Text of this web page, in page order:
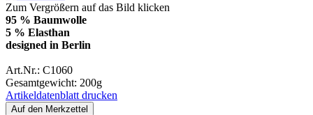
Zum Vergrößern auf das Bild klicken
95 % Baumwolle
5 % Elasthan
designed in Berlin
Art.Nr.: C1060
Gesamtgewicht: 200g
Artikeldatenblatt drucken